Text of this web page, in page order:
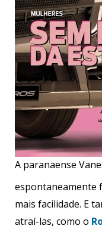
A paranaense
espontaneamente
mais facilidade. E
atraí-las, como o